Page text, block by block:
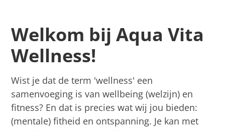
Contact
Inschrijven
Welkom bij Aqua Vita
Wellness!
Wist je dat de term 'wellness' een
samenvoeging is van wellbeing (welzijn) en
fitness? En dat is precies wat wij jou bieden:
(mentale) fitheid en ontspanning. Je kan met